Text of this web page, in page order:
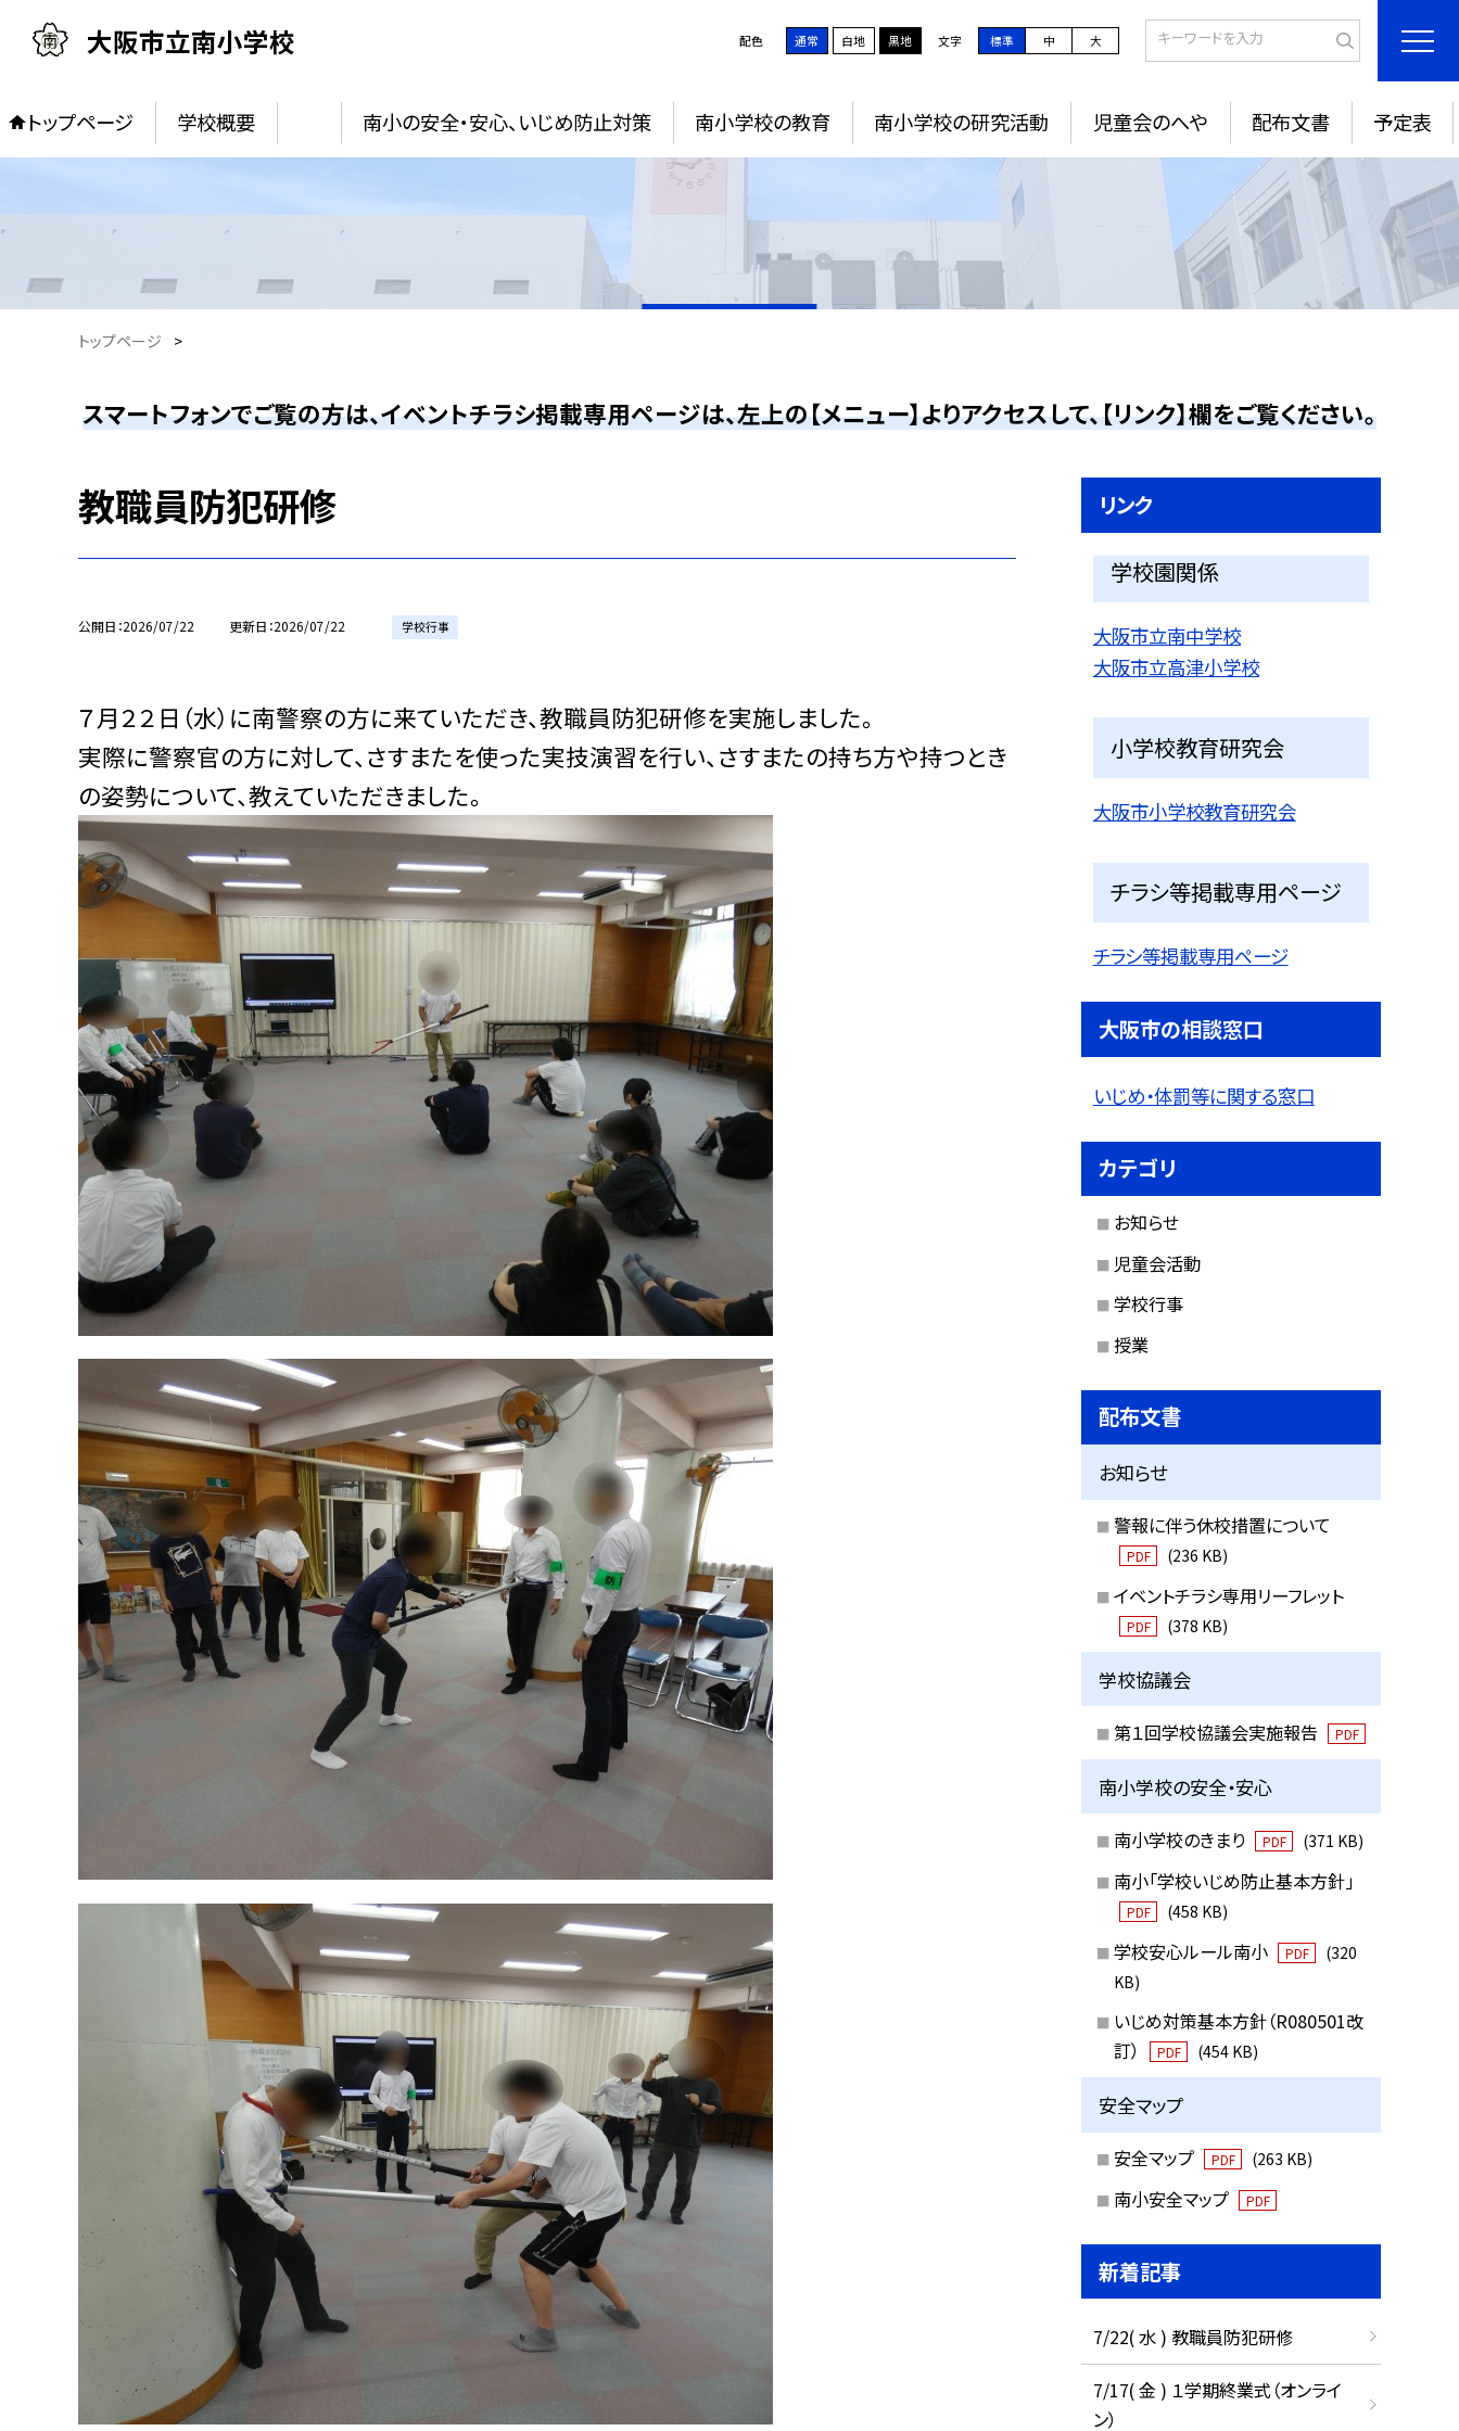
大阪市立南小学校 配色 通常 白地 黒地 文字 標準 中 大
トップページ 学校概要 南小の安全・安心、いじめ防止対策 南小学校の教育 南小学校の研究活動 児童会のへや 配布文書 予定表
トップページ >
スマートフォンでご覧の方は、イベントチラシ掲載専用ページは、左上の【メニュー】よりアクセスして、【リンク】欄をご覧ください。
教職員防犯研修
公開日 2026/07/22 更新日 2026/07/22 学校行事
７月２２日（水）に南警察の方に来ていただき、教職員防犯研修を実施しました。
実際に警察官の方に対して、さすまたを使った実技演習を行い、さすまたの持ち方や持つとき
の姿勢について、教えていただきました。
リンク
学校園関係
大阪市立南中学校
大阪市立高津小学校
小学校教育研究会
大阪市小学校教育研究会
チラシ等掲載専用ページ
チラシ等掲載専用ページ
大阪市の相談窓口
いじめ・体罰等に関する窓口
カテゴリ
お知らせ
児童会活動
学校行事
授業
配布文書
お知らせ
警報に伴う休校措置について
PDF (236 KB)
イベントチラシ専用リーフレット
PDF (378 KB)
学校協議会
第１回学校協議会実施報告 PDF
南小学校の安全・安心
南小学校のきまり PDF (371 KB)
南小「学校いじめ防止基本方針」
PDF (458 KB)
学校安心ルール南小 PDF
(320
KB)
いじめ対策基本方針（R080501改
訂）
PDF (454 KB)
安全マップ
安全マップ PDF (263 KB)
南小安全マップ PDF
新着記事
7/22( 水 ) 教職員防犯研修
7/17( 金 ) １学期終業式（オンライ
ン）